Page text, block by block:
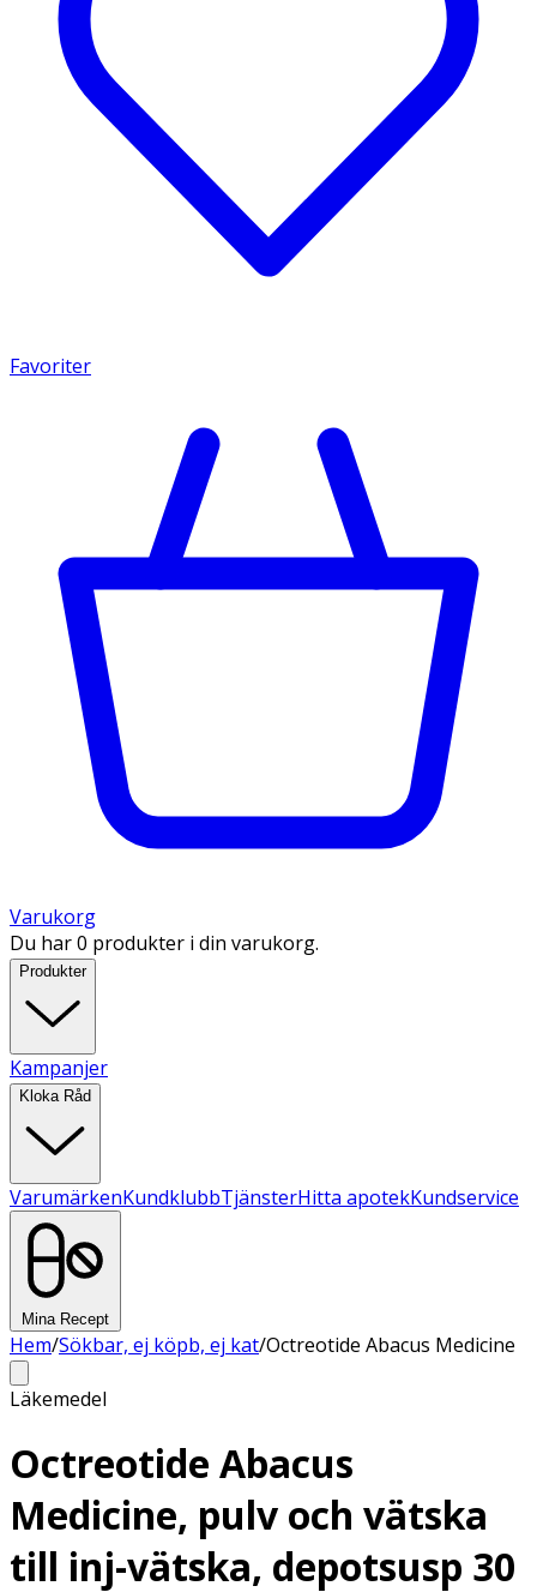
Favoriter
Varukorg
Du har 0 produkter i din varukorg.
Produkter
Kampanjer
Kloka Råd
VarumärkenKundklubbTjänsterHitta apotekKundservice
Mina Recept
Hem/Sökbar, ej köpb, ej kat/Octreotide Abacus Medicine
Läkemedel
Octreotide Abacus
Medicine, pulv och vätska
till inj-vätska, depotsusp 30